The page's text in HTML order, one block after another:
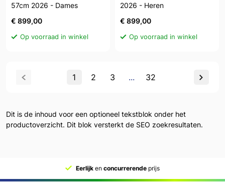
57cm 2026 - Dames
€ 899,00
Op voorraad in winkel
2026 - Heren
€ 899,00
Op voorraad in winkel
1 2 3 ... 32
Dit is de inhoud voor een optioneel tekstblok onder het
productoverzicht. Dit blok versterkt de SEO zoekresultaten.
Eerlijk en concurrerende prijs